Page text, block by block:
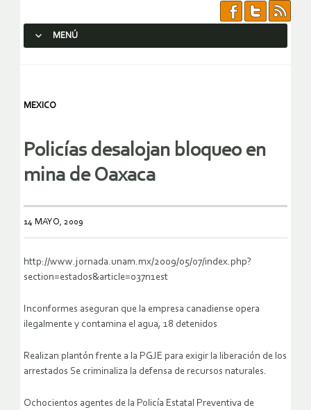
MENÚ
MEXICO
Policías desalojan bloqueo en
mina de Oaxaca
14 MAYO, 2009
http://www.jornada.unam.mx/2009/05/07/index.php?
section=estados&article=037n1est
Inconformes aseguran que la empresa canadiense opera
ilegalmente y contamina el agua, 18 detenidos
Realizan plantón frente a la PGJE para exigir la liberación de los
arrestados Se criminaliza la defensa de recursos naturales.
Ochocientos agentes de la Policía Estatal Preventiva de